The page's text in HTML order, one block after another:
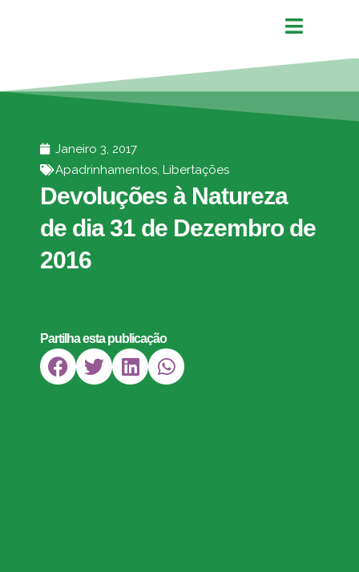
Janeiro 3, 2017
Apadrinhamentos, Libertações
Devoluções à Natureza
de dia 31 de Dezembro de
2016
Partilha esta publicação